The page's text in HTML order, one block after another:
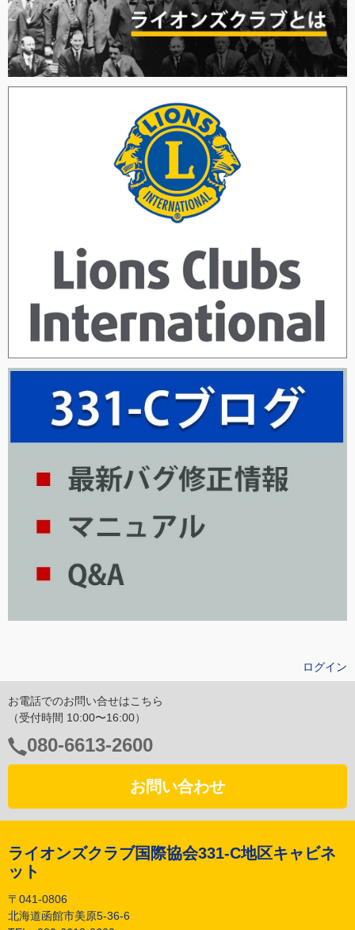
ログイン
お電話でのお問い合せはこちら
（受付時間 10:00〜16:00）
電
話
号：
080-6613-2600
お問い合わせ
ライオンズクラブ国際協会331-C地区キャビネ
ット
〒041-0806
北海道函館市美原5-36-6